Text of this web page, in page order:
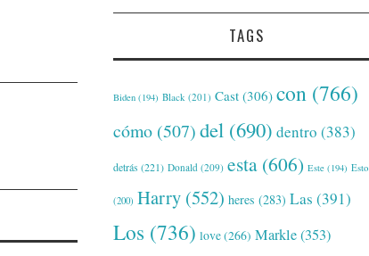
TAGS
Biden (194) Black (201) Cast (306) con (766)
cómo (507)del (690) dentro (383)
detrás (221) Donald (209) esta (606) Este (194) Esto
(200) Harry (552) heres (283) Las (391)
Los (736) love(266) Markle(353)